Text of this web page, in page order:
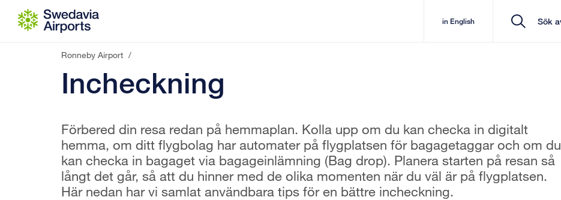
Gå till innehåll
in English
Ronneby Airport /
Incheckning
Förbered din resa redan på hemmaplan. Kolla upp om du kan checka in digitalt
hemma, om ditt flygbolag har automater på flygplatsen för bagagetaggar och om du
kan checka in bagaget via bagageinlämning (Bag drop). Planera starten på resan så
långt det går, så att du hinner med de olika momenten när du väl är på flygplatsen.
Här nedan har vi samlat användbara tips för en bättre incheckning.